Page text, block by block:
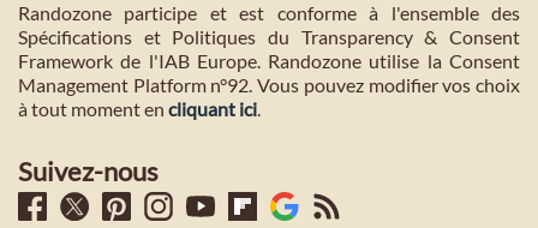
Randozone participe et est conforme à l'ensemble des
Spécifications et Politiques du Transparency & Consent
Framework de l'IAB Europe. Randozone utilise la Consent
Management Platform n°92. Vous pouvez modifier vos choix
à tout moment en cliquant ici.
Suivez-nous